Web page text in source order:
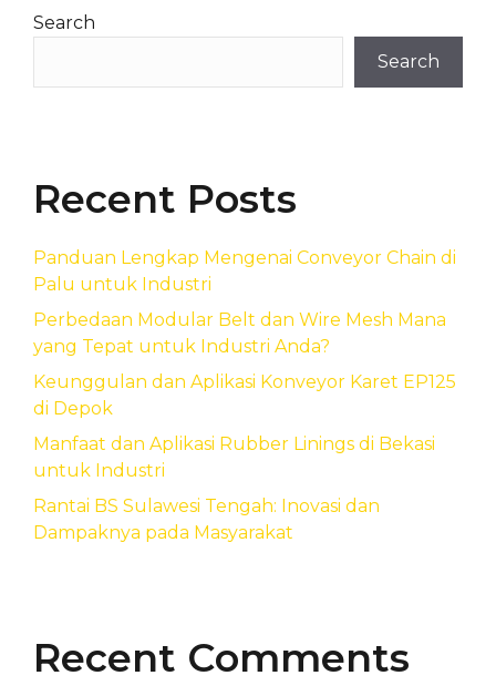
Search
Search
Recent Posts
Panduan Lengkap Mengenai Conveyor Chain di
Palu untuk Industri
Perbedaan Modular Belt dan Wire Mesh Mana
yang Tepat untuk Industri Anda?
Keunggulan dan Aplikasi Konveyor Karet EP125
di Depok
Manfaat dan Aplikasi Rubber Linings di Bekasi
untuk Industri
Rantai BS Sulawesi Tengah: Inovasi dan
Dampaknya pada Masyarakat
Recent Comments